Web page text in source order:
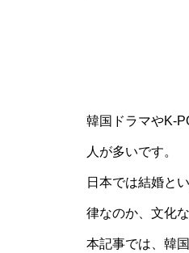
韓国ドラマやK-
人が多いです。
日本では結婚と
律なのか、文化
本記事では、韓